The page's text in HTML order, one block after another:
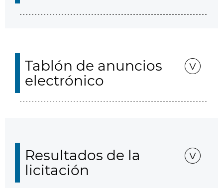
Tablón de anuncios
electrónico
Resultados de la
licitación